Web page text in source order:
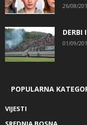
26/08/
DERBI
01/09/
POPULARNA
VIJESTI